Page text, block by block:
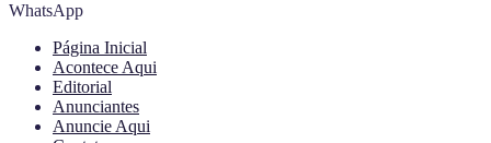
WhatsApp
Página Inicial
Acontece Aqui
Editorial
Anunciantes
Anuncie Aqui